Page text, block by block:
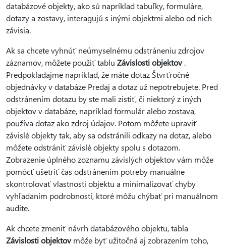
databázové objekty, ako sú napríklad tabuľky, formuláre,
dotazy a zostavy, interagujú s inými objektmi alebo od nich
závisia.
Ak sa chcete vyhnúť neúmyselnému odstráneniu zdrojov
záznamov, môžete použiť tablu Závislosti objektov.
Predpokladajme napríklad, že máte dotaz Štvrťročné
objednávky v databáze Predaj a dotaz už nepotrebujete. Pred
odstránením dotazu by ste mali zistiť, či niektorý z iných
objektov v databáze, napríklad formulár alebo zostava,
používa dotaz ako zdroj údajov. Potom môžete upraviť
závislé objekty tak, aby sa odstránili odkazy na dotaz, alebo
môžete odstrániť závislé objekty spolu s dotazom.
Zobrazenie úplného zoznamu závislých objektov vám môže
pomôcť ušetriť čas odstránením potreby manuálne
skontrolovať vlastnosti objektu a minimalizovať chyby
vyhľadaním podrobností, ktoré môžu chýbať pri manuálnom
audite.
Ak chcete zmeniť návrh databázového objektu, tabla
Závislosti objektovmôže byť užitočná aj zobrazením toho,